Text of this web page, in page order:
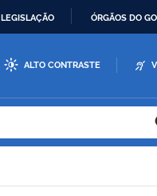
LEGISLAÇÃO ÓRGÃOS DO
ALTO CONTRASTE